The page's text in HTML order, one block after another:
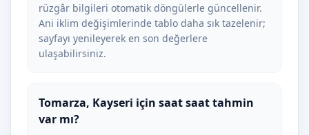
rüzgâr bilgileri otomatik döngülerle güncellenir.
Ani iklim değişimlerinde tablo daha sık tazelenir;
sayfayı yenileyerek en son değerlere
ulaşabilirsiniz.
Tomarza, Kayseri için saat saat tahmin
var mı?